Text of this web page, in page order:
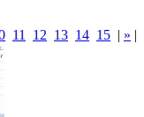
11 12 13 14 15 | » |